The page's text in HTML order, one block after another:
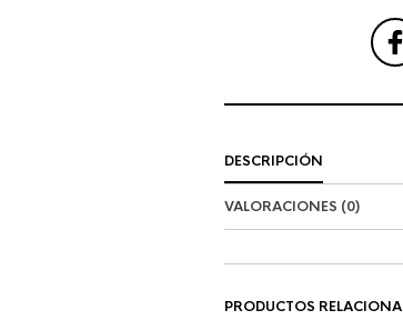
DESCRIPCIÓN
VALORACIONES (0)
PRODUCTOS